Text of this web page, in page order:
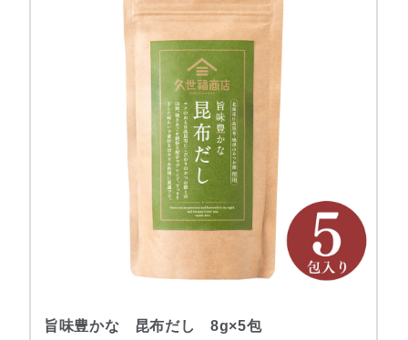
旨味豊かな 昆布だし 8g×5包